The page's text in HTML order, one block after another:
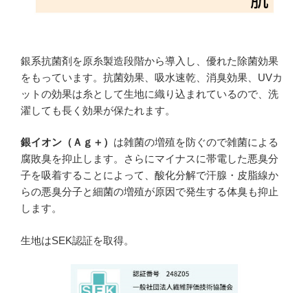
銀系抗菌剤を原糸製造段階から導入し、優れた除菌効果
をもっています。抗菌効果、吸水速乾、消臭効果、UVカ
ットの効果は糸として生地に織り込まれているので、洗
濯しても長く効果が保たれます。
銀イオン（Ａｇ＋） は雑菌の増殖を防ぐので雑菌による
腐敗臭を抑止します。さらにマイナスに帯電した悪臭分
子を吸着することによって、酸化分解で汗腺・皮脂線か
らの悪臭分子と細菌の増殖が原因で発生する体臭も抑止
します。
生地はSEK認証を取得。